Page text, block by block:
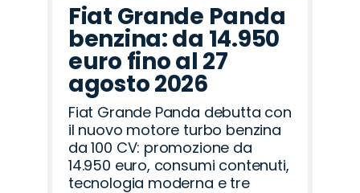
Fiat Grande Panda
benzina: da 14.950
euro fino al 27
agosto 2026
Fiat Grande Panda debutta con
il nuovo motore turbo benzina
da 100 CV: promozione da
14.950 euro, consumi contenuti,
tecnologia moderna e tre